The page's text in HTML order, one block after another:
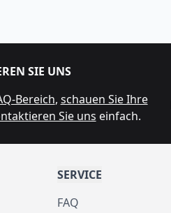
SIE UNS
Bereich, schauen Sie Ihre
Sie uns einfach.
SERVICE
FAQ